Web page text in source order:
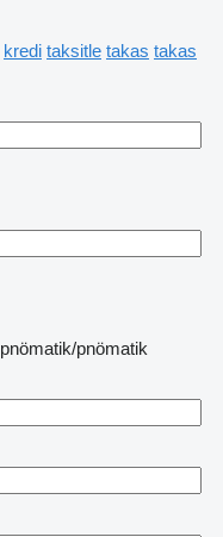
kredi taksitle takas takas
pnömatik/pnömatik